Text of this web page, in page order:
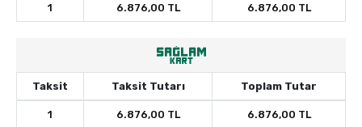
1 6.876,00 TL 6.876,00 TL
Taksit Taksit Tutarı Toplam Tutar
1 6.876,00 TL 6.876,00 TL